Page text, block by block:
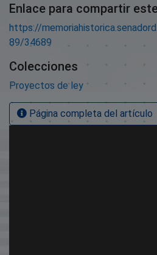
Enlace para compartir
https://
89/34689
Colecciones
Proyectos de ley
Página completa del artículo